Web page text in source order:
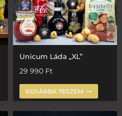
Unicum Láda „XL”
29 990 Ft
KOSÁRBA TESZEM